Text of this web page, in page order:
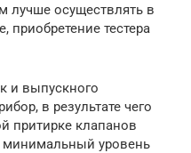
лучше осуществлять в
приобретение тестера
и выпускного
в результате чего
притирке клапанов
минимальный уровень